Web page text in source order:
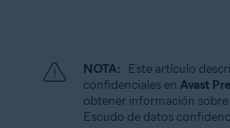
Avast Premium Security
Sistemas operativos:
NOTA: Este artículo
confidenciales en Avast
obtener información sobre
Escudo de datos